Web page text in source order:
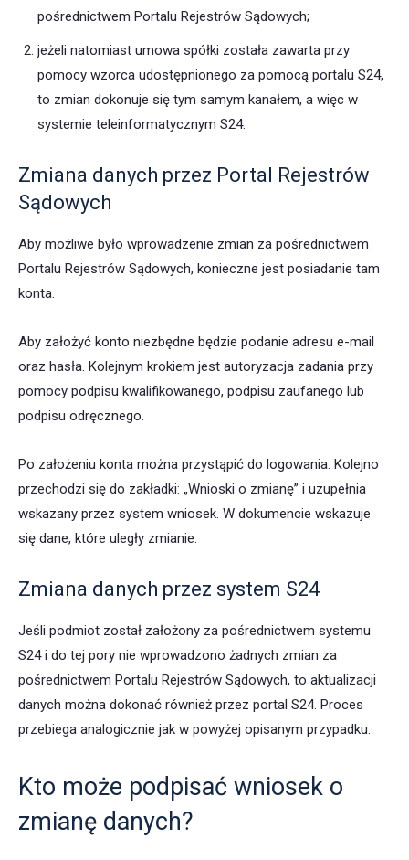
pośrednictwem Portalu Rejestrów Sądowych;
jeżeli natomiast umowa spółki została zawarta przy
pomocy wzorca udostępnionego za pomocą portalu S24,
to zmian dokonuje się tym samym kanałem, a więc w
systemie teleinformatycznym S24.
Zmiana danych przez Portal Rejestrów
Sądowych
Aby możliwe było wprowadzenie zmian za pośrednictwem
Portalu Rejestrów Sądowych, konieczne jest posiadanie tam
konta.
Aby założyć konto niezbędne będzie podanie adresu e-mail
oraz hasła. Kolejnym krokiem jest autoryzacja zadania przy
pomocy podpisu kwalifikowanego, podpisu zaufanego lub
podpisu odręcznego.
Po założeniu konta można przystąpić do logowania. Kolejno
przechodzi się do zakładki: „Wnioski o zmianę” i uzupełnia
wskazany przez system wniosek. W dokumencie wskazuje
się dane, które uległy zmianie.
Zmiana danych przez system S24
Jeśli podmiot został założony za pośrednictwem systemu
S24 i do tej pory nie wprowadzono żadnych zmian za
pośrednictwem Portalu Rejestrów Sądowych, to aktualizacji
danych można dokonać również przez portal S24. Proces
przebiega analogicznie jak w powyżej opisanym przypadku.
Kto może podpisać wniosek o
zmianę danych?